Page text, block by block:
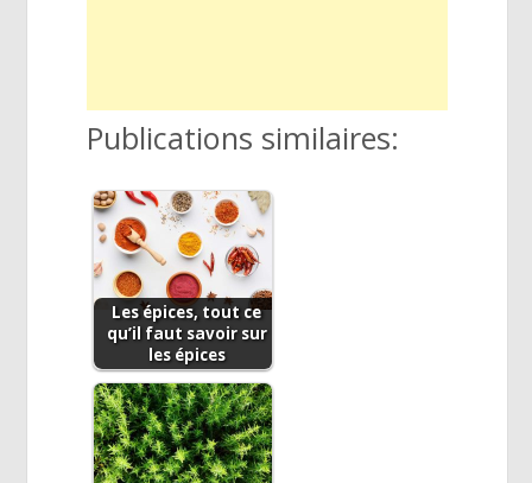
Publications similaires:
Les épices, tout ce
qu’il faut savoir sur
les épices